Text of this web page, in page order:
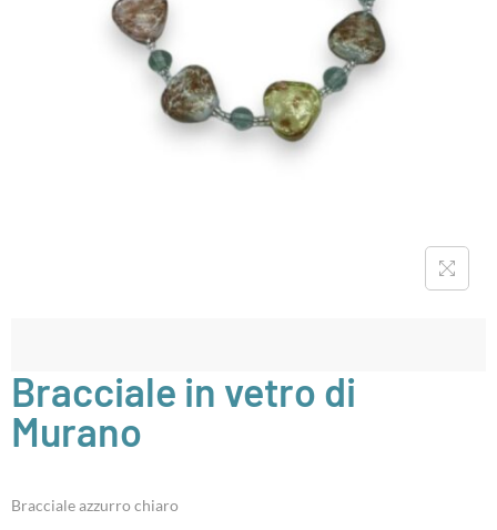
Bracciale in vetro di
Murano
Bracciale azzurro chiaro